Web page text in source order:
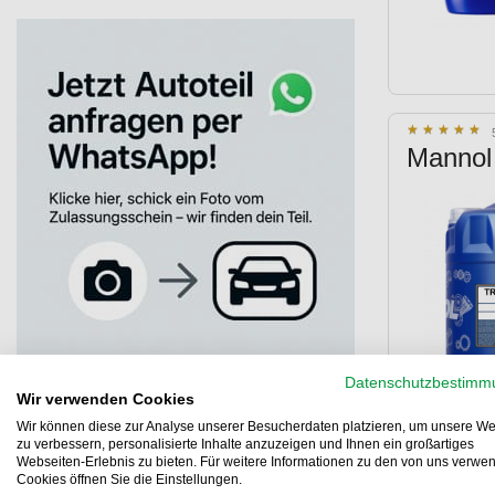
★ ★ ★ ★ ★
★ ★ ★ ★ ★
API CI-4 Plus (3)
API CI-4/CH-4/SL (3)
API CJ-4 (1)
API CJ-4/SN (1)
API CK-4 (5)
API SG (4)
API SJ (5)
API SL (8)
CATERPILLAR ECF-2 / ECF-1-a (2)
Caterpillar ECF 1a (2)
Caterpillar ECF-2 (3)
Wir verwenden Cookies
Wir können diese zur Analyse unserer Besucherdaten platzieren, um unsere
zu verbessern, personalisierte Inhalte anzuzeigen und Ihnen ein großartiges
Webseiten-Erlebnis zu bieten. Für weitere Informationen zu den von uns
Cookies öffnen Sie die Einstellungen.